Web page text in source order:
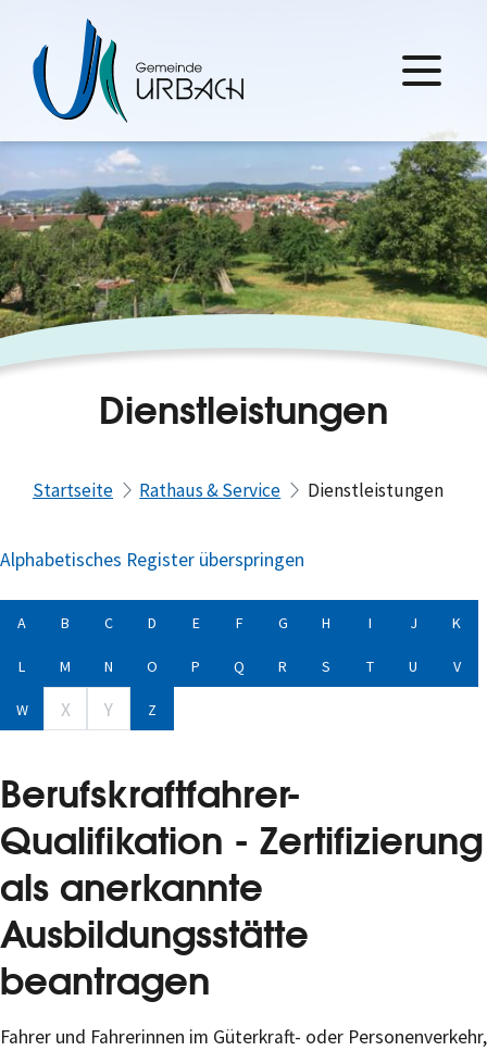
Dienstleistungen
Startseite Rathaus & Service Dienstleistungen
Alphabetisches Register überspringen
A B C D E F G H I J K
L M N O P Q R S T U V
W X Y Z
Berufskraftfahrer-
Qualifikation - Zertifizierung
als anerkannte
Ausbildungsstätte
beantragen
Fahrer und Fahrerinnen im Güterkraft- oder Personenverkehr,